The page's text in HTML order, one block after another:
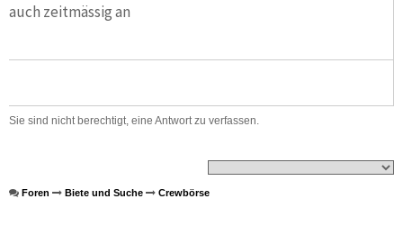
auch zeitmässig an
Sie sind nicht berechtigt, eine Antwort zu verfassen.
Foren Biete und Suche Crewbörse